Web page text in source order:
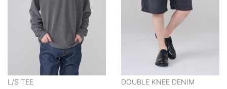
L/S TEE
DOUBLE KNEE DENIM